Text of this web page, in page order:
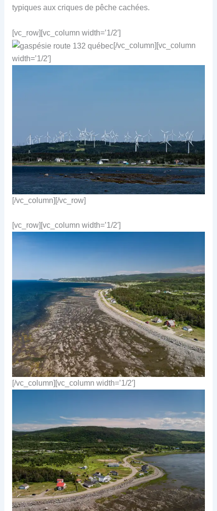
typiques aux criques de pêche cachées.
[vc_row][vc_column width=’1/2′]
[/vc_column][vc_column
width=’1/2′]
[/vc_column][/vc_row]
[vc_row][vc_column width=’1/2′]
[/vc_column][vc_column width=’1/2′]